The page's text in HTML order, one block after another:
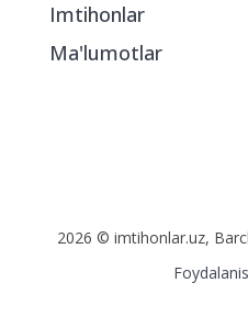
Imtihonlar
Ma'lumotlar
2026 © imtihonlar.uz,